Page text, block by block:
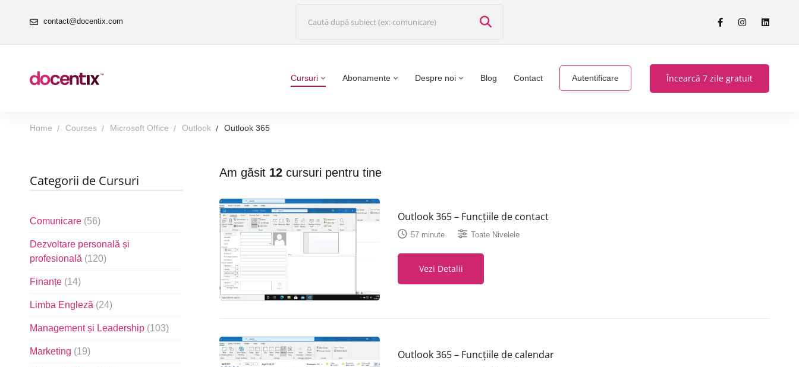
contact@docentix.com
Cursuri Abonamente Despre noi Blog Contact Autentificare Încearcă 7 zile gratuit
Home Courses Microsoft Office Outlook Outlook 365
Categorii de Cursuri
Comunicare (56)
Dezvoltare personală și
profesională (120)
Finanțe (14)
Limba Engleză (24)
Management și Leadership (103)
Marketing (19)
Am găsit 12cursuri pentru tine
Outlook 365 – Funcțiile de contact
57 minute Toate Nivelele
Vezi Detalii
Outlook 365 – Funcțiile de calendar